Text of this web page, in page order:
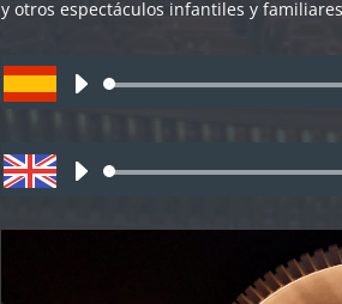
y otros espectáculos infantiles y